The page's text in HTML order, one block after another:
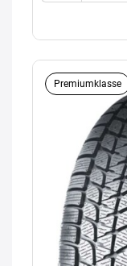
Premiumklasse